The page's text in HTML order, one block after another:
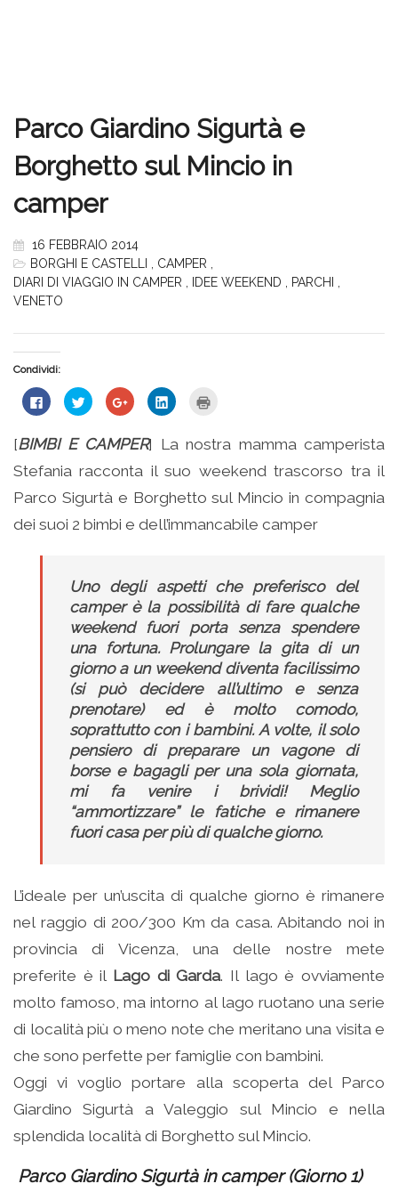
Parco Giardino Sigurtà e
Borghetto sul Mincio in
camper
16 FEBBRAIO 2014
BORGHI E CASTELLI
CAMPER
DIARI DI VIAGGIO IN CAMPER
IDEE WEEKEND PARCHI
VENETO
Condividi:
Fai
clic
su
Facebook
apre
una
nuova
finestra)
Fai
clic
condividere
su
(Si
in
una
nuova
finestra)
Fai
clic
condividere
su
Google+
(Si
in
una
nuova
finestra)
Fai
clic
condividere
su
(Si
in
una
finestra)
stampare
(Si
apre
in
nuova
finestra)
[BIMBI E CAMPER] La nostra mamma camperista
Stefania racconta il suo weekend trascorso tra il
Parco Sigurtà e Borghetto sul Mincio in compagnia
dei suoi 2 bimbi e dell’immancabile camper
Uno degli aspetti che preferisco del
camper è la possibilità di fare qualche
weekend fuori porta senza spendere
una fortuna. Prolungare la gita di un
giorno a un weekend diventa facilissimo
(si può decidere all’ultimo e senza
prenotare) ed è molto comodo,
soprattutto con i bambini. A volte, il solo
pensiero di preparare un vagone di
borse e bagagli per una sola giornata,
mi fa venire i brividi! Meglio
“ammortizzare” le fatiche e rimanere
fuori casa per più di qualche giorno.
L’ideale per un’uscita di qualche giorno è rimanere
nel raggio di 200/300 Km da casa. Abitando noi in
provincia di Vicenza, una delle nostre mete
preferite è il Lago di Garda. Il lago è ovviamente
molto famoso, ma intorno al lago ruotano una serie
di località più o meno note che meritano una visita e
che sono perfette per famiglie con bambini.
Oggi vi voglio portare alla scoperta del Parco
Giardino Sigurtà a Valeggio sul Mincio e nella
splendida località di Borghetto sul Mincio.
Parco Giardino Sigurtà in camper (Giorno 1)